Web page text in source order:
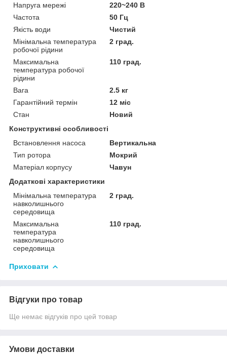
Напруга мережі
220~240 В
Частота
50 Гц
Якість води
Чистий
Мінімальна температура
робочої рідини
2 град.
Максимальна
температура робочої
рідини
110 град.
Вага
2.5 кг
Гарантійний термін
12 міс
Стан
Новий
Конструктивні особливості
Встановлення насоса
Вертикальна
Тип ротора
Мокрий
Матеріал корпусу
Чавун
Додаткові характеристики
Мінімальна температура
навколишнього
середовища
2 град.
Максимальна
температура
навколишнього
середовища
110 град.
Приховати
Відгуки про товар
Ще немає відгуків про цей товар
Умови доставки